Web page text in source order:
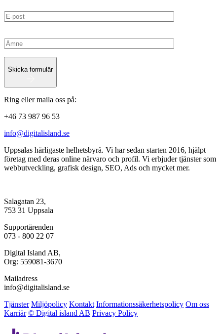
Skicka formulär
Ring eller maila oss på:
+46 73 987 96 53
info@digitalisland.se
Uppsalas härligaste helhetsbyrå. Vi har sedan starten 2016, hjälpt
företag med deras online närvaro och profil. Vi erbjuder tjänster som
webbutveckling, grafisk design, SEO, Ads och mycket mer.
Salagatan 23,
753 31 Uppsala
Supportärenden
073 - 800 22 07
Digital Island AB,
Org: 559081-3670
Mailadress
info@digitalisland.se
Tjänster Miljöpolicy Kontakt Informationssäkerhetspolicy Om oss
Karriär © Digital island AB Privacy Policy